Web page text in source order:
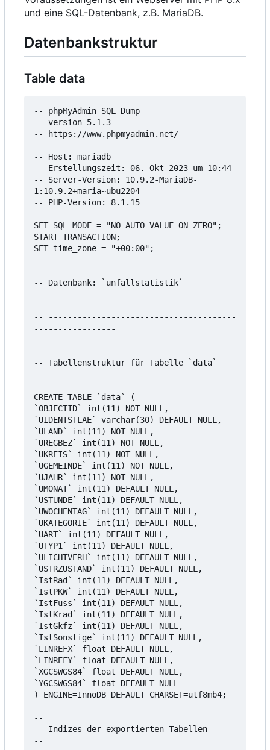
und eine SQL-Datenbank, z.B. MariaDB.
Datenbankstruktur
Table data
-- phpMyAdmin SQL Dump
-- version 5.1.3
-- https://www.phpmyadmin.net/
--
-- Host: mariadb
-- Erstellungszeit: 06. Okt 2023 um 10:44
-- Server-Version: 10.9.2-MariaDB-
1:10.9.2+maria~ubu2204
-- PHP-Version: 8.1.15
SET SQL_MODE = "NO_AUTO_VALUE_ON_ZERO";
START TRANSACTION;
SET time_zone = "+00:00";
--
-- Datenbank: `unfallstatistik`
--
-- ---------------------------------------
-----------------
--
-- Tabellenstruktur für Tabelle `data`
--
CREATE TABLE `data` (
`OBJECTID` int(11) NOT NULL,
`UIDENTSTLAE` varchar(30) DEFAULT NULL,
`ULAND` int(11) NOT NULL,
`UREGBEZ` int(11) NOT NULL,
`UKREIS` int(11) NOT NULL,
`UGEMEINDE` int(11) NOT NULL,
`UJAHR` int(11) NOT NULL,
`UMONAT` int(11) DEFAULT NULL,
`USTUNDE` int(11) DEFAULT NULL,
`UWOCHENTAG` int(11) DEFAULT NULL,
`UKATEGORIE` int(11) DEFAULT NULL,
`UART` int(11) DEFAULT NULL,
`UTYP1` int(11) DEFAULT NULL,
`ULICHTVERH` int(11) DEFAULT NULL,
`USTRZUSTAND` int(11) DEFAULT NULL,
`IstRad` int(11) DEFAULT NULL,
`IstPKW` int(11) DEFAULT NULL,
`IstFuss` int(11) DEFAULT NULL,
`IstKrad` int(11) DEFAULT NULL,
`IstGkfz` int(11) DEFAULT NULL,
`IstSonstige` int(11) DEFAULT NULL,
`LINREFX` float DEFAULT NULL,
`LINREFY` float DEFAULT NULL,
`XGCSWGS84` float DEFAULT NULL,
`YGCSWGS84` float DEFAULT NULL
) ENGINE=InnoDB DEFAULT CHARSET=utf8mb4;
--
-- Indizes der exportierten Tabellen
--